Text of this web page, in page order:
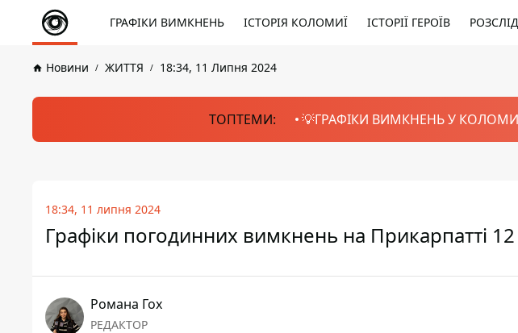
ГРАФІКИ ВИМКНЕНЬ ІСТОРІЯ КОЛОМИЇ ІСТОРІЇ ГЕРОЇВ
Новини ЖИТТЯ 18:34, 11 Липня 2024
ТОПТЕМИ: 💡ГРАФІКИ ВИМКНЕНЬ У
18:34, 11 липня 2024
Графіки погодинних вимкнень на Прикарпатті
Романа Гох
РЕДАКТОР